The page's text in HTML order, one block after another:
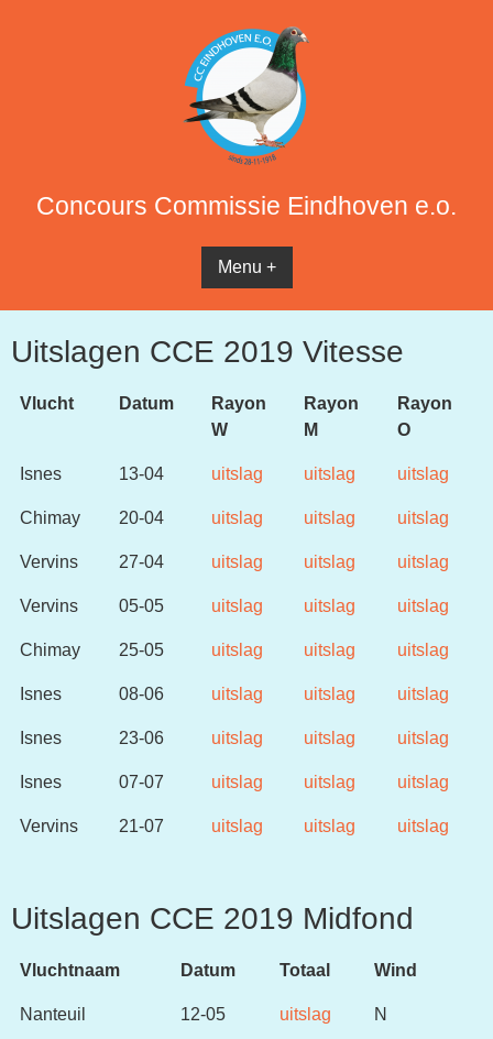
Concours Commissie Eindhoven e.o.
Menu +
Uitslagen CCE 2019 Vitesse
Vlucht Datum
Rayon
W
Rayon
M
Rayon
O
Isnes 13-04 uitslag uitslag uitslag
Chimay 20-04 uitslag uitslag uitslag
Vervins 27-04 uitslag uitslag uitslag
Vervins 05-05 uitslag uitslag uitslag
Chimay 25-05 uitslag uitslag uitslag
Isnes 08-06 uitslag uitslag uitslag
Isnes 23-06 uitslag uitslag uitslag
Isnes 07-07 uitslag uitslag uitslag
Vervins 21-07 uitslag uitslag uitslag
Uitslagen CCE 2019 Midfond
Vluchtnaam Datum Totaal Wind
Nanteuil 12-05 uitslag N